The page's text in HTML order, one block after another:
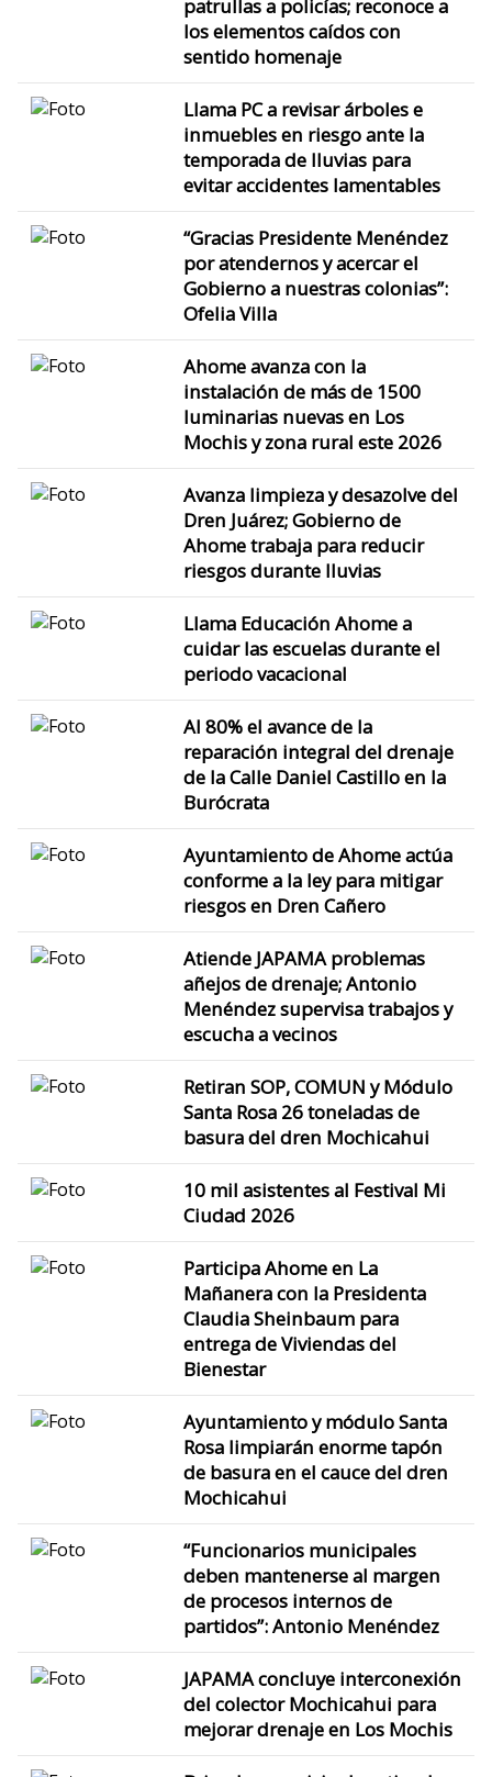
patrullas a policías; reconoce a
los elementos caídos con
sentido homenaje
Llama PC a revisar árboles e
inmuebles en riesgo ante la
temporada de lluvias para
evitar accidentes lamentables
“Gracias Presidente Menéndez
por atendernos y acercar el
Gobierno a nuestras colonias”:
Ofelia Villa
Ahome avanza con la
instalación de más de 1500
luminarias nuevas en Los
Mochis y zona rural este 2026
Avanza limpieza y desazolve del
Dren Juárez; Gobierno de
Ahome trabaja para reducir
riesgos durante lluvias
Llama Educación Ahome a
cuidar las escuelas durante el
periodo vacacional
Al 80% el avance de la
reparación integral del drenaje
de la Calle Daniel Castillo en la
Burócrata
Ayuntamiento de Ahome actúa
conforme a la ley para mitigar
riesgos en Dren Cañero
Atiende JAPAMA problemas
añejos de drenaje; Antonio
Menéndez supervisa trabajos y
escucha a vecinos
Retiran SOP, COMUN y Módulo
Santa Rosa 26 toneladas de
basura del dren Mochicahui
10 mil asistentes al Festival Mi
Ciudad 2026
Participa Ahome en La
Mañanera con la Presidenta
Claudia Sheinbaum para
entrega de Viviendas del
Bienestar
Ayuntamiento y módulo Santa
Rosa limpiarán enorme tapón
de basura en el cauce del dren
Mochicahui
“Funcionarios municipales
deben mantenerse al margen
de procesos internos de
partidos”: Antonio Menéndez
JAPAMA concluye interconexión
del colector Mochicahui para
mejorar drenaje en Los Mochis